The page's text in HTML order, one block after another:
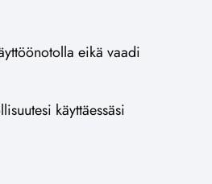
eikä vaadi
käyttäessäsi